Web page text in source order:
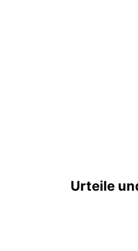
Urteile